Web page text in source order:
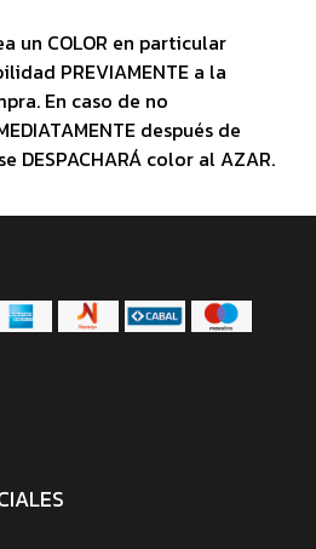
un COLOR en particular
PREVIAMENTE a la
En caso de no
después de
DESPACHARÁ color al AZAR.